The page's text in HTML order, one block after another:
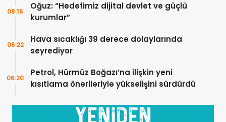
Oğuz: “Hedefimiz dijital devlet ve güçlü
kurumlar”
08:16
Hava sıcaklığı 39 derece dolaylarında
seyrediyor
06:22
Petrol, Hürmüz Boğazı’na ilişkin yeni
kısıtlama önerileriyle yükselişini sürdürdü
06:20